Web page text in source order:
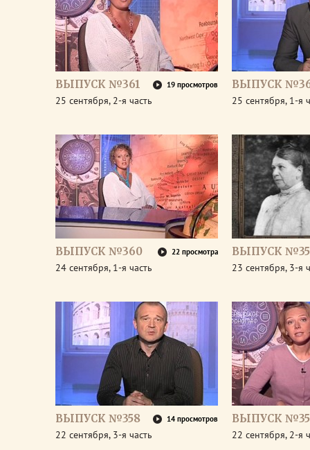
ВЫПУСК №361 19 просмотров
25 сентября, 2-я часть
ВЫПУСК
25 сентября, 1-я
ВЫПУСК №360 22 просмотра
24 сентября, 1-я часть
ВЫПУСК
23 сентября, 3-я
ВЫПУСК №358 14 просмотров
22 сентября, 3-я часть
ВЫПУСК
22 сентября, 2-я